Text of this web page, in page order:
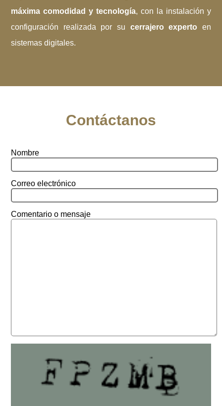
máxima comodidad y tecnología, con la instalación y
configuración realizada por su cerrajero experto en
sistemas digitales.
Contáctanos
Nombre
Correo electrónico
Comentario o mensaje